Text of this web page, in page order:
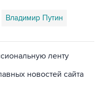
Владимир Путин
ленту
новостей сайта